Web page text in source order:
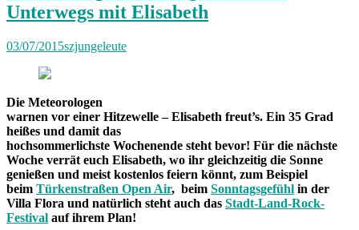
Unterwegs mit Elisabeth
03/07/2015szjungeleute
Die Meteorologen
warnen vor einer Hitzewelle – Elisabeth freut’s. Ein 35 Grad
heißes und damit das
hochsommerlichste Wochenende steht bevor! Für die nächste
Woche verrät euch Elisabeth, wo ihr gleichzeitig die Sonne
genießen und meist kostenlos feiern könnt, zum Beispiel
beim Türkenstraßen Open Air, beim Sonntagsgefühl in der
Villa Flora und natürlich steht auch das Stadt-Land-Rock-
Festival auf ihrem Plan!